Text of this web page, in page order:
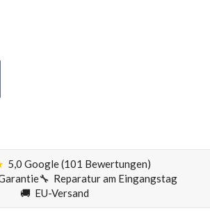
5,0 Google (101 Bewertungen)
🔧 Reparatur am Eingangstag
🚚 EU-Versand